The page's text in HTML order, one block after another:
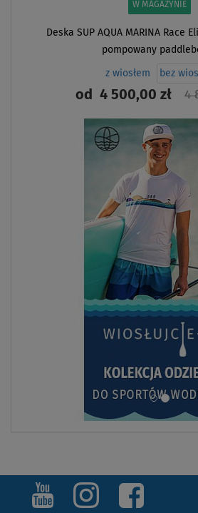
W MAGAZYNIE
Deska SUP AQUA MARINA Race
pompowany
z wiosłem bez
od 4 500,00 zł 4
ZOBACZ